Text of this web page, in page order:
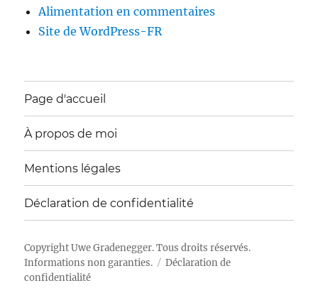
Alimentation en commentaires
Site de WordPress-FR
Page d'accueil
À propos de moi
Mentions légales
Déclaration de confidentialité
CopyrightUwe Gradenegger. Tous droits réservés.
Informations non garanties.
Déclaration de
confidentialité